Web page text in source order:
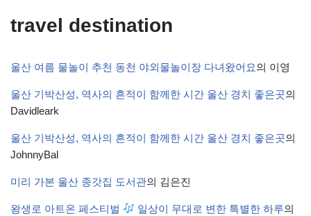
travel destination
울산 여름 물놀이 추천 동천 야외물놀이장 다녀왔어요의 이영
울산 기박산성, 역사의 흔적이 함께한 시간 울산 경치 좋은곳의
Davidleark
울산 기박산성, 역사의 흔적이 함께한 시간 울산 경치 좋은곳의
JohnnyBal
미리 가본 울산 종갓집 도서관의 김은진
왕생로 아트온 페스티벌 일상이 무대로 변한 특별한 하루의